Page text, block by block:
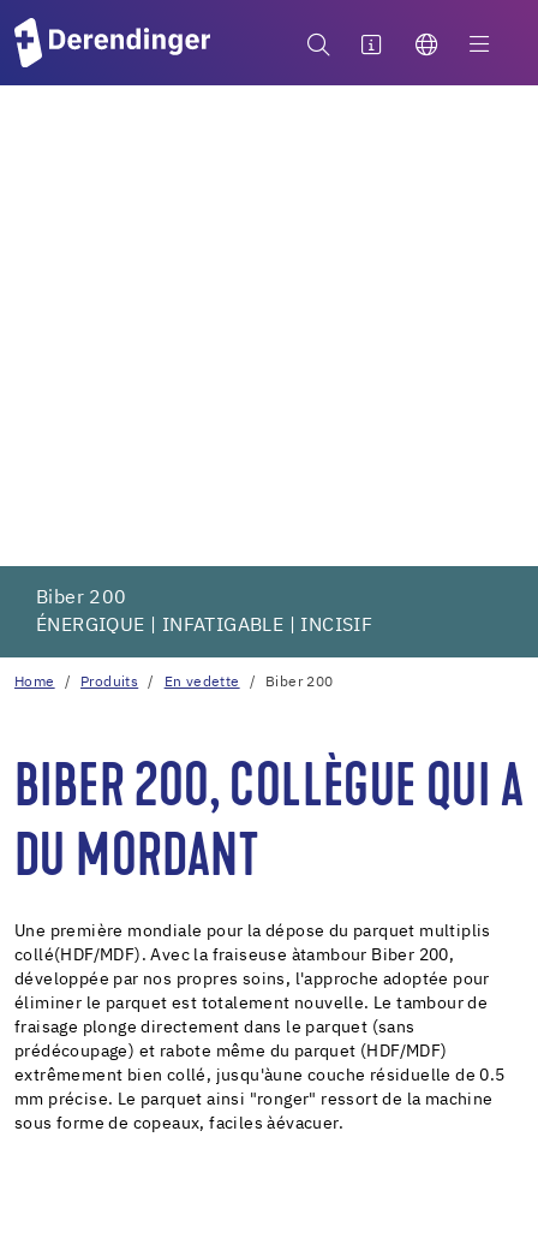
Biber 200
ÉNERGIQUE | INFATIGABLE | INCISIF
Home Produits En vedette Biber 200
BIBER 200, COLLÈGUE QUI A
DU MORDANT
Une première mondiale pour la dépose du parquet multiplis
collé(HDF/MDF). Avec la fraiseuse àtambour Biber 200,
développée par nos propres soins, l'approche adoptée pour
éliminer le parquet est totalement nouvelle. Le tambour de
fraisage plonge directement dans le parquet (sans
prédécoupage) et rabote même du parquet (HDF/MDF)
extrêmement bien collé, jusqu'àune couche résiduelle de 0.5
mm précise. Le parquet ainsi "ronger" ressort de la machine
sous forme de copeaux, faciles àévacuer.